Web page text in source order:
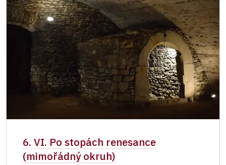
6. VI. Po stopách renesance
(mimořádný okruh)